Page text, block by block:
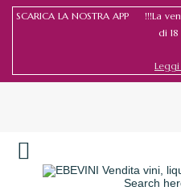
SCARICA LA NOSTRA APP !!!La
di
Search